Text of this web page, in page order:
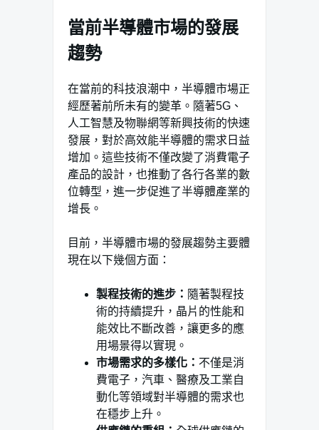
當前半導體市場的發展
趨勢
在當前的科技浪潮中，半導體市場正
經歷著前所未有的變革。隨著5G、
人工智慧及物聯網等新興技術的快速
發展，對於高效能半導體的需求日益
增加。這些技術不僅改變了消費電子
產品的設計，也推動了各行各業的數
位轉型，進一步促進了半導體產業的
增長。
目前，半導體市場的發展趨勢主要體
現在以下幾個方面：
製程技術的進步： 隨著製程技
術的持續提升，晶片的性能和
能效比不斷改善，讓更多的應
用場景得以實現。
市場需求的多樣化： 不僅是消
費電子，汽車、醫療及工業自
動化等領域對半導體的需求也
在穩步上升。